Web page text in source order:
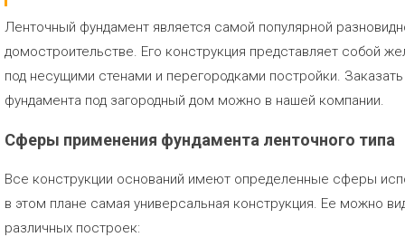
Ленточный фундамент является самой популярной
домостроительстве. Его конструкция представляет собой
под несущими стенами и перегородками постройки.
фундамента под загородный дом можно в нашей компании.
Сферы применения фундамента ленточного типа
Все конструкции оснований имеют определенные сферы
в этом плане самая универсальная конструкция. Ее можно
различных построек: